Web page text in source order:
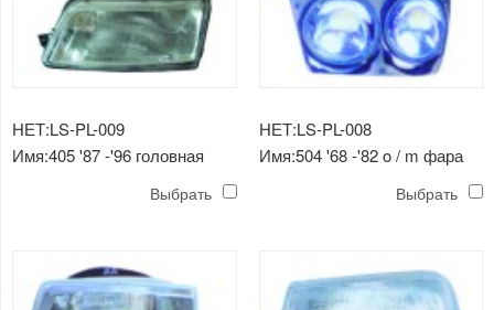
НЕТ:LS-PL-009
Имя:405 '87 -'96 головная
Выбрать
НЕТ:LS-PL-008
Имя:504 '68 -'82 o / m фара
Выбрать